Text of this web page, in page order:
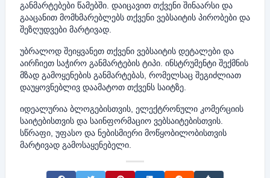
განმარტებები წამებში. დაიცავით თქვენი შინაარსი და
გააცანით მომხმარებლებს თქვენი ვებსაიტის პირობები და
შეზღუდვები მარტივად.
უბრალოდ შეიყვანეთ თქვენი ვებსაიტის დეტალები და
აირჩიეთ საჭირო განმარტების ტიპი. ინსტრუმენტი შექმნის
მზად გამოყენების განმარტებას, რომელსაც შეგიძლიათ
დაუყოვნებლივ დაამატოთ თქვენს საიტზე.
იდეალურია ბლოგებისთვის, ელექტრონული კომერციის
საიტებისთვის და საინფორმაციო ვებსაიტებისთვის.
სწრაფი, უფასო და ნებისმიერი მოწყობილობისთვის
მარტივად გამოსაყენებელი.